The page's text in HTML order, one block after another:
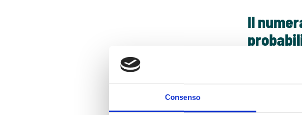
Consenso
Il
probabile un
peggiore per te
Ad esempio,
inevitabile (e